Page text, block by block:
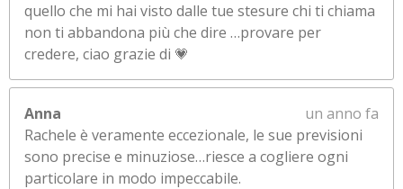
quello che mi hai visto dalle tue stesure chi ti chiama
non ti abbandona più che dire …provare per
credere, ciao grazie di 💗
Anna
un anno fa
Rachele è veramente eccezionale, le sue previsioni
sono precise e minuziose…riesce a cogliere ogni
particolare in modo impeccabile.